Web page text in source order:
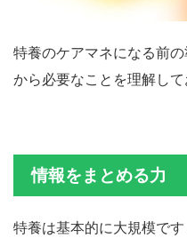
特養のケアマネになる前
から必要なことを理解して
情報をまとめる力
特養は基本的に大規模です